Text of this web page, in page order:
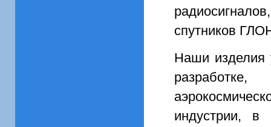
спутников
Наши изделия
индустрии, в